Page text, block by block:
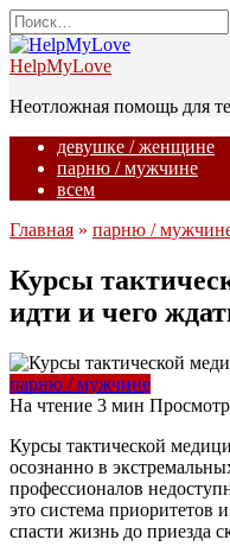
Перейти
к
содержанию
Search
for:
HelpMyLove
Неотложная помощь для
девушке / женщине
парню / мужчине
всем
Главная » парню /
Курсы
идти и чего
парню / мужчине
На чтение 3 мин
Курсы тактической
осознанно в
профессионалов
это система приоритетов
спасти жизнь до приезда